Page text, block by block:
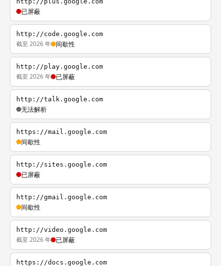
已屏蔽
http://code.google.com
截至 2026 年 间歇性
http://play.google.com
截至 2026 年 已屏蔽
http://talk.google.com
无法解析
https://mail.google.com
间歇性
http://sites.google.com
已屏蔽
http://gmail.google.com
间歇性
http://video.google.com
截至 2026 年 已屏蔽
https://docs.google.com